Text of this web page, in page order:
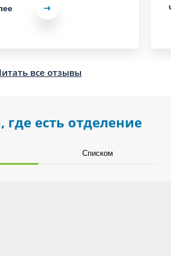
все отзывы
есть отделение
Списком